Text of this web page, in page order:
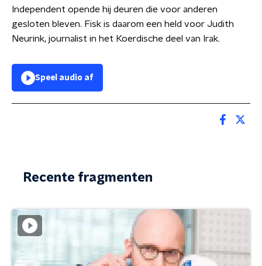
Independent opende hij deuren die voor anderen
gesloten bleven. Fisk is daarom een held voor Judith
Neurink, journalist in het Koerdische deel van Irak.
Speel audio af
Recente fragmenten